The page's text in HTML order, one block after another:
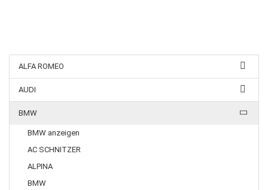
ALFA ROMEO
AUDI
BMW
BMW anzeigen
AC SCHNITZER
ALPINA
BMW